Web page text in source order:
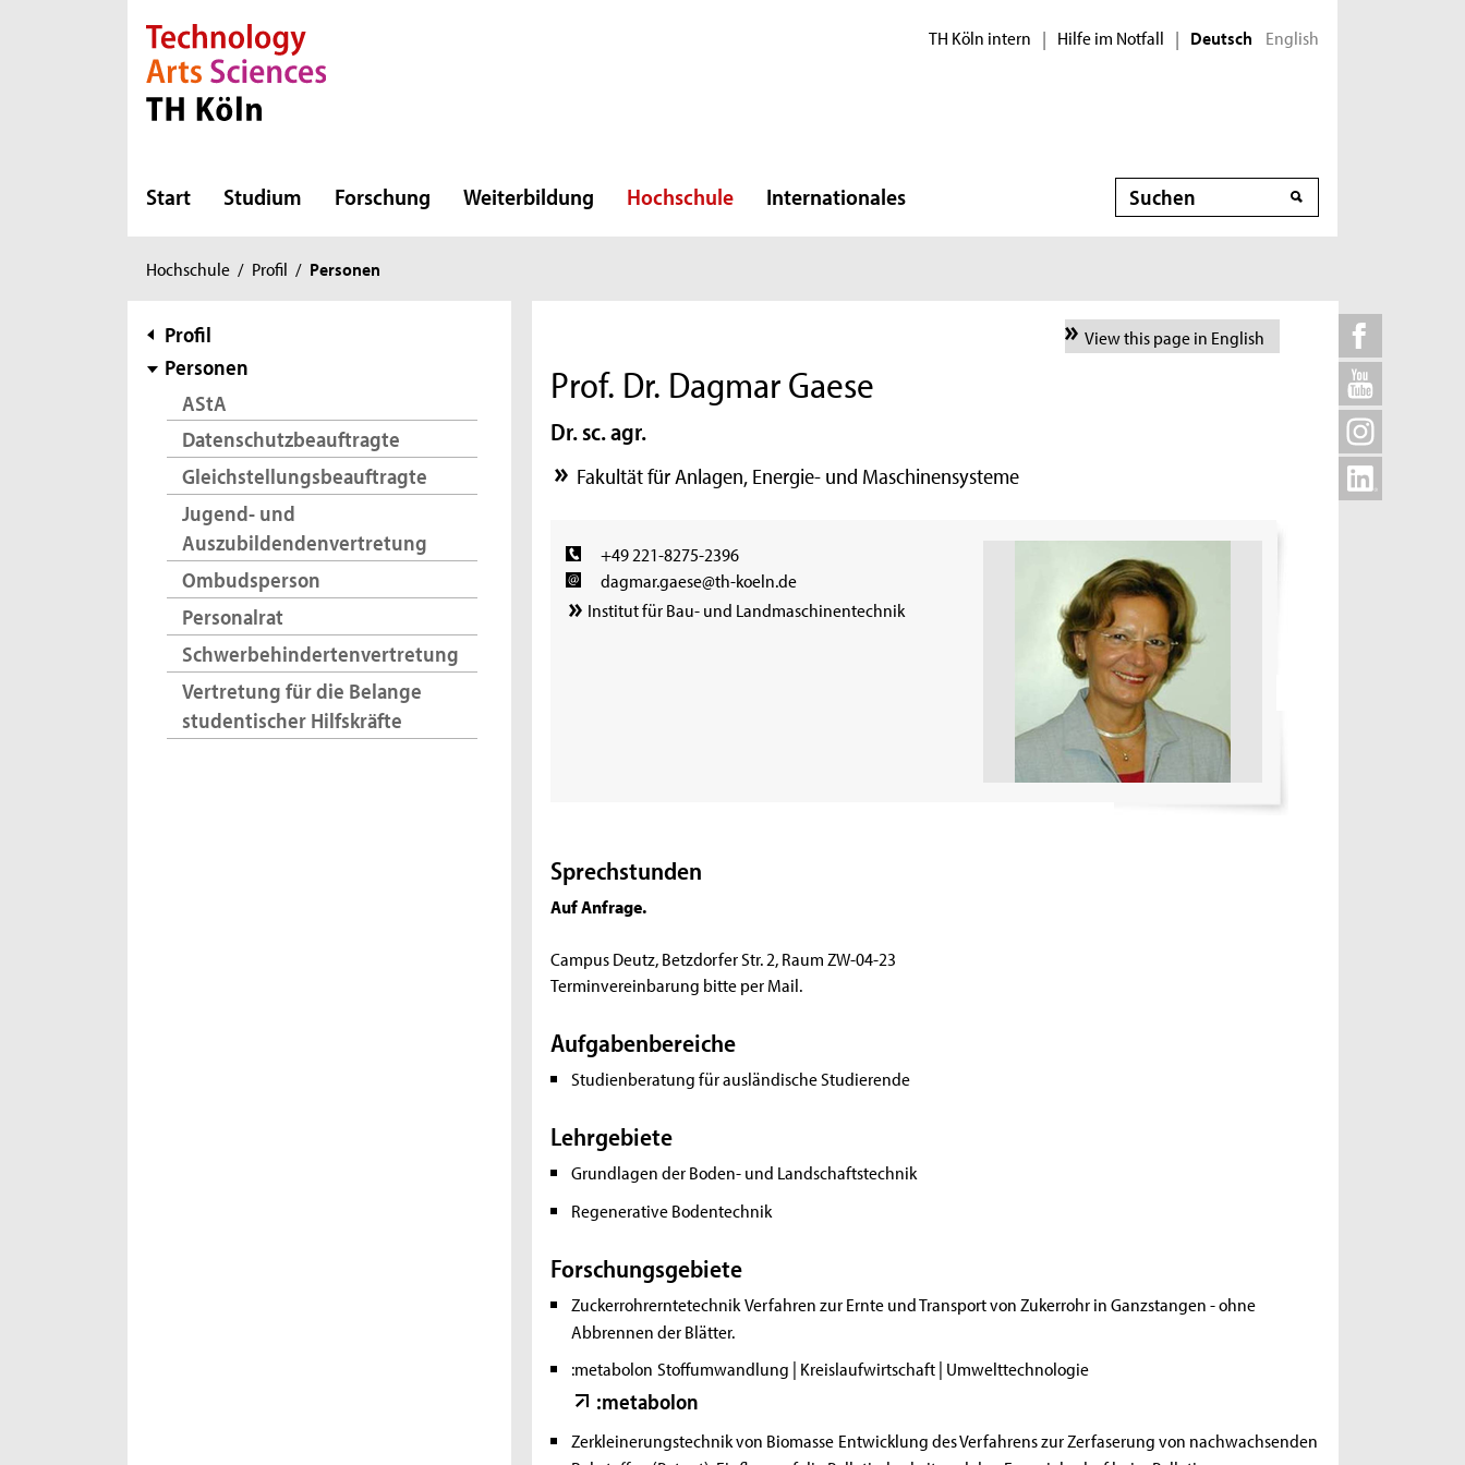
Direkt zur Hauptnavigation
Direkt zur Subnavigation
Direkt zum Inhalt
Direkt zum Fußbereich TH Köln intern | Hilfe im Notfall | Deutsch English
Start Studium Forschung Weiterbildung Hochschule Internationales Suche
Sie
hier:
Hochschule / Profil / Personen
Subnavigation
Profil
Personen
AStA
Datenschutzbeauftragte
Gleichstellungsbeauftragte
Jugend- und
Auszubildendenvertretung
Ombudsperson
Personalrat
Schwerbehindertenvertretung
Vertretung für die Belange
studentischer Hilfskräfte
View this page in English
Prof. Dr. Dagmar Gaese
Dr. sc. agr.
Fakultät für Anlagen, Energie- und Maschinensysteme
+49 221-8275-2396
dagmar.gaese@th-koeln.de
Institut für Bau- und Landmaschinentechnik
Sprechstunden
Auf Anfrage.
Campus Deutz, Betzdorfer Str. 2, Raum ZW-04-23
Terminvereinbarung bitte per Mail.
Aufgabenbereiche
Studienberatung für ausländische Studierende
Lehrgebiete
Grundlagen der Boden- und Landschaftstechnik
Regenerative Bodentechnik
Forschungsgebiete
ZuckerrohrerntetechnikVerfahren zur Ernte und Transport von Zukerrohr in Ganzstangen - ohne
Abbrennen der Blätter.
:metabolon Stoffumwandlung | Kreislaufwirtschaft | Umwelttechnologie
:metabolon
Zerkleinerungstechnik von Biomasse Entwicklung des Verfahrens zur Zerfaserung von nachwachsenden